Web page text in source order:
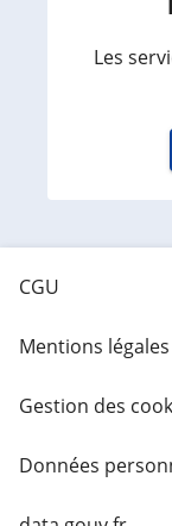
Les
CGU
Mentions légales
Gestion des
Données